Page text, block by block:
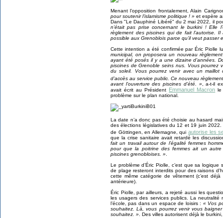
Menant l’opposition frontalement, Alain
pour soutenir l’islamisme politique ! » et espère
Dans "Le Dauphiné Libéré" du 2 mai 2022, il
n’était pas prise concernant le burkini ! Elle
règlement des piscines qui de fait l’autorise.
possible aux Grenoblois parce qu’il veut passer
Cette intention a été confirmée par Éric Piolle
municipal, on proposera un nouveau
ayant été posés il y a une dizaine d’années.
piscines de Grenoble seins nus. Vous pourrez
du soleil. Vous pourrez venir avec un maillot
d’accès au service public. Ce nouveau
avant l’ouverture des piscines d’été. » , a-t-il
avait écrit au Président Emmanuel Macron le
problème sur le plan national.
La date n’a donc pas été choisie au hasard
des élections législatives du 12 et 19 juin
de Göttingen, en Allemagne, qui autorise les
que la crise sanitaire avait retardé les
fait un travail autour de l’égalité femmes
pour que la poitrine des femmes ait un
piscines grenobloises. »
Le problème d’Éric Piolle, c’est que sa logique
de plage resteront interdits pour des raisons
cette même catégorie de vêtement (c’est
antérieure).
Éric Piolle, par ailleurs, a rejeté aussi les
les usagers des services publics. La
l’école, pas dans un espace de loisirs : « Vos
souhaitez. Là, vous pourrez venir vous
souhaitez. » . Des villes autorisent déjà le